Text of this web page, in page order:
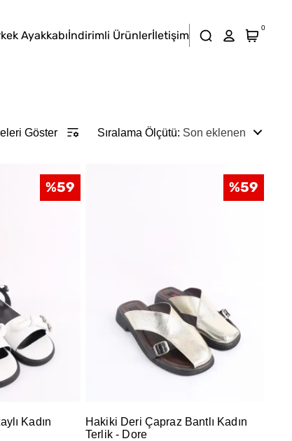
Ayakkabıİndirimli Ürünlerİletişim
0
Göster Sıralama Ölçütü: Son eklenen
Kadın
%59
Hakiki Deri Çapraz Bantlı Kadın
Terlik - Dore
%59